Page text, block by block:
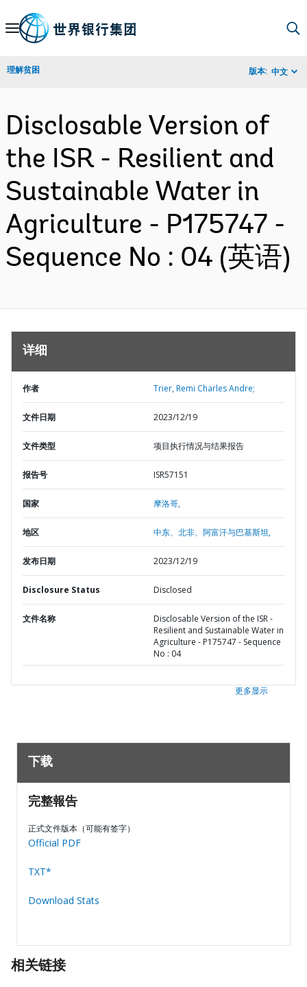
Skip
Navigation
理解贫困 版本: 中文
Disclosable Version of
the ISR - Resilient and
Sustainable Water in
Agriculture - P175747 -
Sequence No : 04 (英语)
详细
作者 Trier, Remi Charles Andre;
文件日期 2023/12/19
文件类型 项目执行情况与结果报告
报告号 ISR57151
国家 摩洛哥,
地区 中东、北非、阿富汗与巴基斯坦,
发布日期 2023/12/19
Disclosure Status Disclosed
文件名称
Disclosable Version of the ISR -
Resilient and Sustainable Water in
Agriculture - P175747 - Sequence
No : 04
更多显示
下载
完整報告
正式文件版本（可能有签字）
Official PDF
TXT*
Download Stats
相关链接